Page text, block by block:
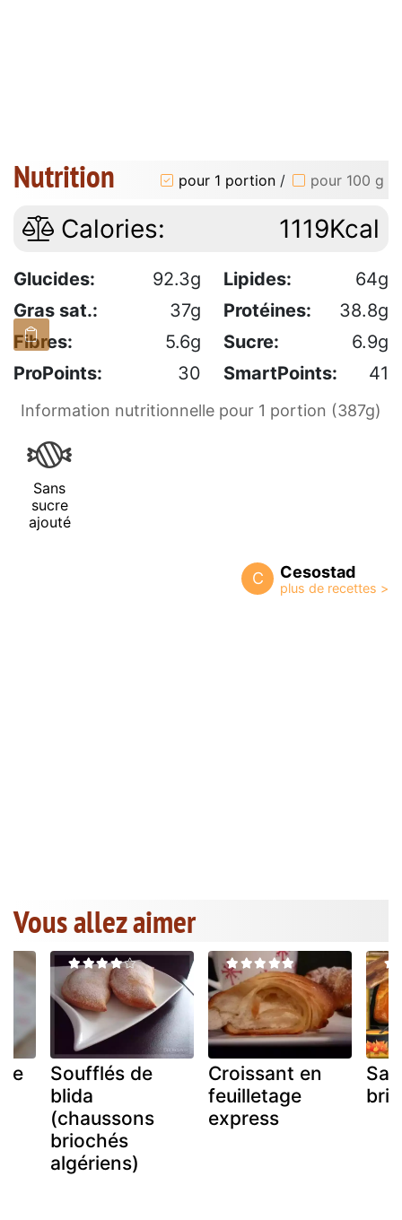
Nutrition pour 1 portion / pour 100 g
Calories: 1119Kcal
Glucides: 92.3g Lipides:
64g
Gras sat.:
37g Protéines:
38.8g
Fibres:
5.6g Sucre:
6.9g
ProPoints:
30 SmartPoints: 41
Information nutritionnelle pour 1 portion (387g)
Sans
sucre
ajouté
C Cesostad
Vous allez aimer
Soufflés de
blida
(chaussons
briochés
algériens)
Croissant en
feuilletage
express